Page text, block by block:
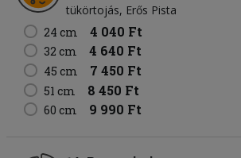
tükörtojás Erős Pista
24 cm
4 040 Ft
32 cm 4 640 Ft
45 cm 7 450 Ft
51 cm 8 450 Ft
60 cm 9 990 Ft